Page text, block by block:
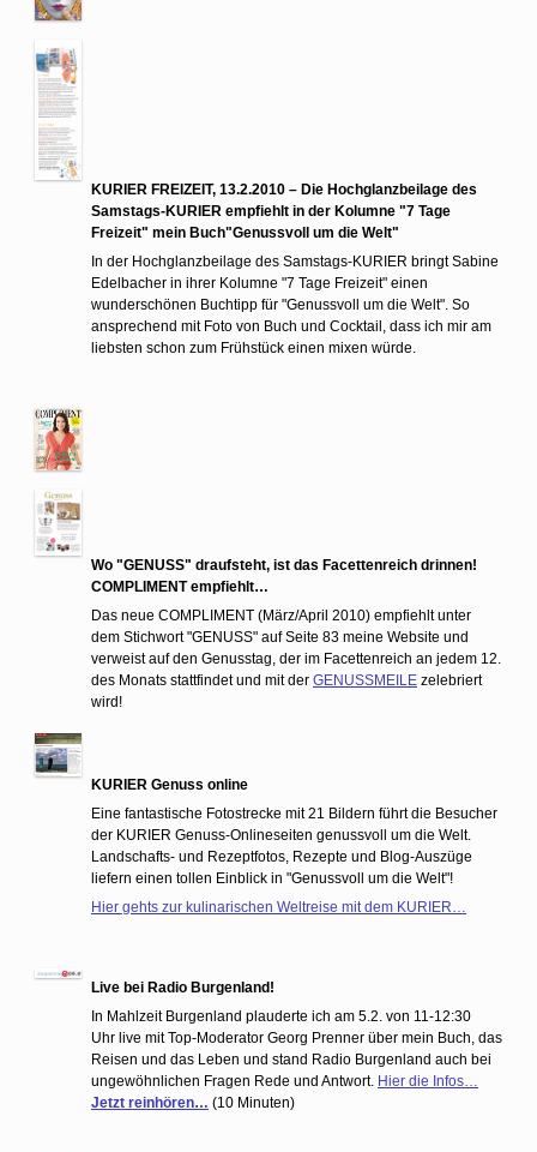
KURIER FREIZEIT, 13.2.2010 – Die Hochglanzbeilage des
Samstags-KURIER empfiehlt in der Kolumne "7 Tage
Freizeit" mein Buch"Genussvoll um die Welt"
In der Hochglanzbeilage des Samstags-KURIER bringt Sabine
Edelbacher in ihrer Kolumne "7 Tage Freizeit" einen
wunderschönen Buchtipp für "Genussvoll um die Welt". So
ansprechend mit Foto von Buch und Cocktail, dass ich mir am
liebsten schon zum Frühstück einen mixen würde.
Wo "GENUSS" draufsteht, ist das Facettenreich drinnen!
COMPLIMENT empfiehlt…
Das neue COMPLIMENT (März/April 2010) empfiehlt unter
dem Stichwort "GENUSS" auf Seite 83 meine Website und
verweist auf den Genusstag, der im Facettenreich an jedem 12.
des Monats stattfindet und mit der GENUSSMEILE zelebriert
wird!
KURIER Genuss online
Eine fantastische Fotostrecke mit 21 Bildern führt die Besucher
der KURIER Genuss-Onlineseiten genussvoll um die Welt.
Landschafts- und Rezeptfotos, Rezepte und Blog-Auszüge
liefern einen tollen Einblick in "Genussvoll um die Welt"!
Hier gehts zur kulinarischen Weltreise mit dem KURIER…
Live bei Radio Burgenland!
In Mahlzeit Burgenland plauderte ich am 5.2. von 11-12:30
Uhr live mit Top-Moderator Georg Prenner über mein Buch, das
Reisen und das Leben und stand Radio Burgenland auch bei
ungewöhnlichen Fragen Rede und Antwort. Hier die Infos…
Jetzt reinhören… (10 Minuten)